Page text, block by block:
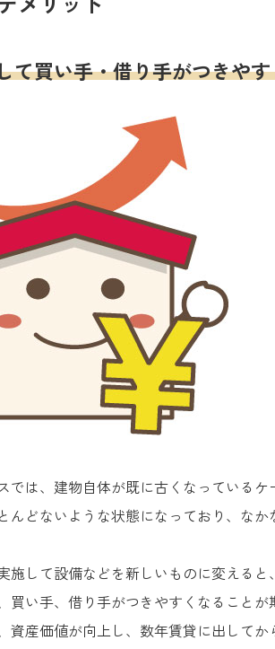
て買い手・借り手がつきや
では、建物自体が既に古くなっている
んどないような状態になっており、な
施して設備などを新しいものに変える
買い手、借り手がつきやすくなることが
資産価値が向上し、数年賃貸に出して